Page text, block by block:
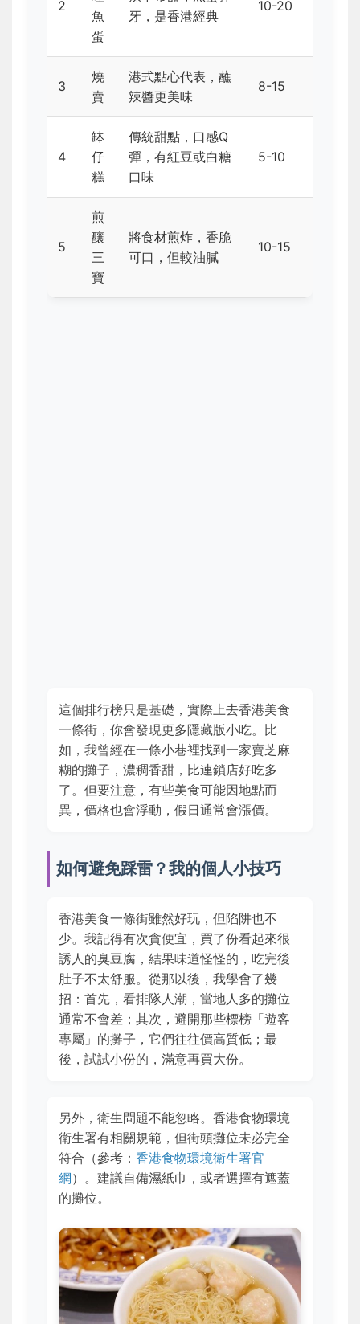
2
魚
蛋
牙，是香港經典
10-20
3
燒
賣
港式點心代表，蘸
辣醬更美味
8-15
4
缽
仔
糕
傳統甜點，口感Q
彈，有紅豆或白糖
口味
5-10
5
煎
釀
三
寶
將食材煎炸，香脆
可口，但較油膩
10-15
這個排行榜只是基礎，實際上去香港美食
一條街，你會發現更多隱藏版小吃。比
如，我曾經在一條小巷裡找到一家賣芝麻
糊的攤子，濃稠香甜，比連鎖店好吃多
了。但要注意，有些美食可能因地點而
異，價格也會浮動，假日通常會漲價。
如何避免踩雷？我的個人小技巧
香港美食一條街雖然好玩，但陷阱也不
少。我記得有次貪便宜，買了份看起來很
誘人的臭豆腐，結果味道怪怪的，吃完後
肚子不太舒服。從那以後，我學會了幾
招：首先，看排隊人潮，當地人多的攤位
通常不會差；其次，避開那些標榜「遊客
專屬」的攤子，它們往往價高質低；最
後，試試小份的，滿意再買大份。
另外，衛生問題不能忽略。香港食物環境
衛生署有相關規範，但街頭攤位未必完全
符合（參考：香港食物環境衛生署官
網）。建議自備濕紙巾，或者選擇有遮蓋
的攤位。